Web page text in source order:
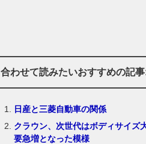
合わせて読みたいおすすめの記
日産と三菱自動車の関係
クラウン、次世代はボディサイズ
要急増となった模様